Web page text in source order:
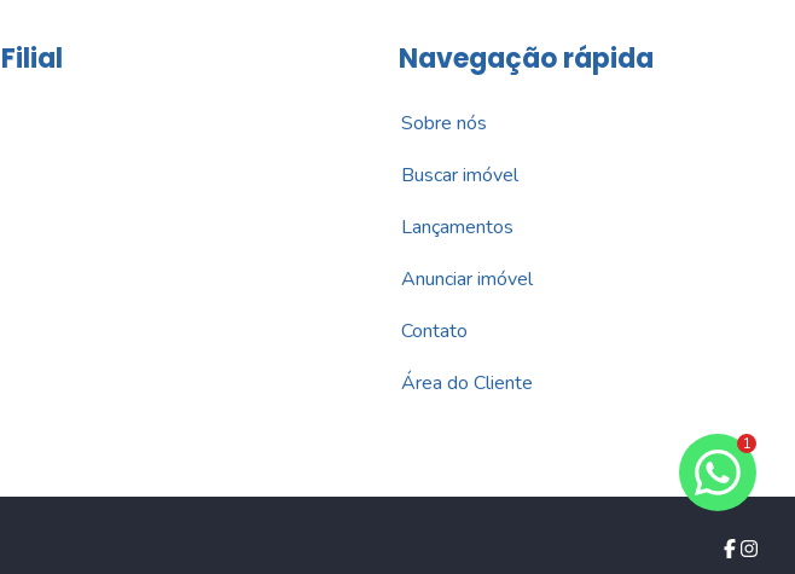
Filial Navegação rápida
Sobre nós
Buscar imóvel
Lançamentos
Anunciar imóvel
Contato
Área do Cliente
1